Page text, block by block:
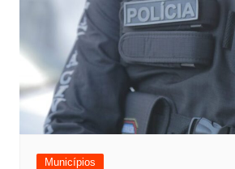
Municípios